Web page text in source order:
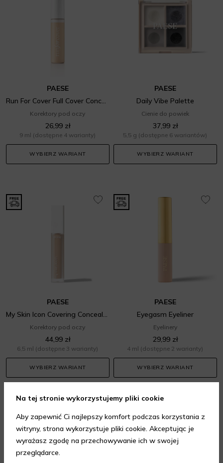
PAESE
Run For Cover Full Cover Concealer
Korektory pod oczy
26,99 zł
9 ml (dostępne 4 warianty)
WYBIERZ WARIANT
PAESE
Daily Vibe Palette
Cienie do powiek
37,99 zł
5,5 g (dostępne 6 wariantów)
WYBIERZ WARIANT
PAESE
My Skin Icon Covering Concealer
Korektory pod oczy
44,99 zł
6,5 ml (dostępne 3 warianty)
WYBIERZ WARIANT
PAESE
Eyegasm Eyeliner
Eyelinery
29,99 zł
4 ml (dostępne 2 warianty)
WYBIERZ WARIANT
Na tej stronie wykorzystujemy pliki cookie
Aby zapewnić Ci najlepszy komfort podczas korzystania z
witryny, strona wykorzystuje pliki cookie. Akceptując je
wyrażasz zgodę na przechowywanie ich w swojej
przeglądarce.